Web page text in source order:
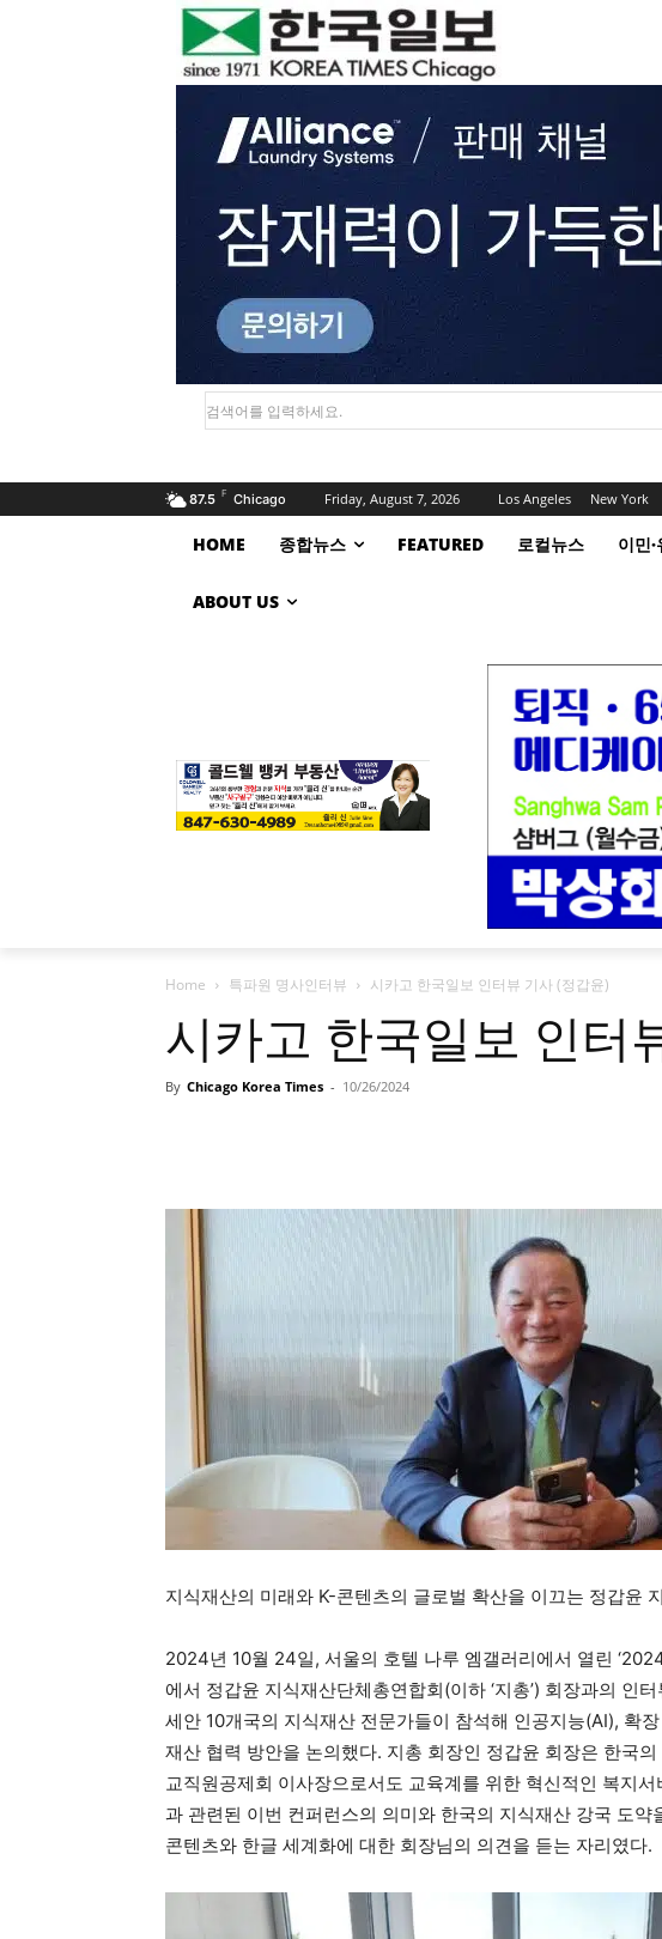
검색어를 입력하세요.
87.5 F Chicago Friday, August 7, 2026 Los Angeles New York
HOME 종합뉴스 FEATURED 로컬뉴스 이민
ABOUT US
Home 특파원 명사인터뷰 시카고 한국일보 인터뷰 기사 (정갑윤)
시카고 한국일보 인터
By Chicago Korea Times - 10/26/2024
지식재산의 미래와 K-콘텐츠의 글로벌 확산을 이끄는 정갑윤
2024년 10월 24일, 서울의 호텔 나루 엠갤러리에서 열린
에서 정갑윤 지식재산단체총연합회(이하 ‘지총’) 회장과의 인
세안 10개국의 지식재산 전문가들이 참석해 인공지능(AI), 확
재산 협력 방안을 논의했다. 지총 회장인 정갑윤 회장은 한국
교직원공제회 이사장으로서도 교육계를 위한 혁신적인 복지
과 관련된 이번 컨퍼런스의 의미와 한국의 지식재산 강국 도
콘텐츠와 한글 세계화에 대한 회장님의 의견을 듣는 자리였다.